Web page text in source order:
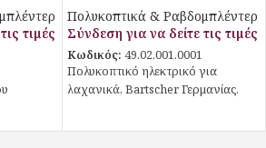
τιμές
Πολυκοπτικά & Ραβδομπλέντερ
Σύνδεση για να δείτε τις τιμές
Κωδικός: 49.02.001.0001
Πολυκοπτικό ηλεκτρικό για
λαχανικά, Bartscher Γερμανίας.